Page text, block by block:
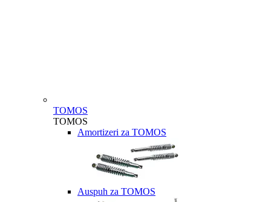
TOMOS
TOMOS
Amortizeri za TOMOS
Auspuh za TOMOS